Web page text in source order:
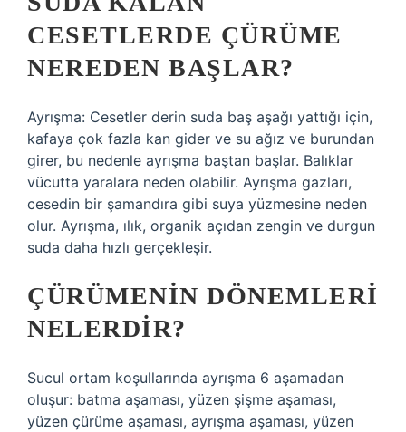
CESETLERDE ÇÜRÜME
NEREDEN BAŞLAR?
Ayrışma: Cesetler derin suda baş aşağı yattığı için,
kafaya çok fazla kan gider ve su ağız ve burundan
girer, bu nedenle ayrışma baştan başlar. Balıklar
vücutta yaralara neden olabilir. Ayrışma gazları,
cesedin bir şamandıra gibi suya yüzmesine neden
olur. Ayrışma, ılık, organik açıdan zengin ve durgun
suda daha hızlı gerçekleşir.
ÇÜRÜMENIN DÖNEMLERI
NELERDIR?
Sucul ortam koşullarında ayrışma 6 aşamadan
oluşur: batma aşaması, yüzen şişme aşaması,
yüzen çürüme aşaması, ayrışma aşaması, yüzen